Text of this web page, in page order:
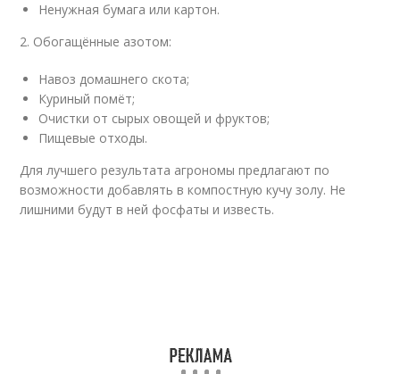
Ненужная бумага или картон.
2. Обогащённые азотом:
Навоз домашнего скота;
Куриный помёт;
Очистки от сырых овощей и фруктов;
Пищевые отходы.
Для лучшего результата агрономы предлагают по
возможности добавлять в компостную кучу золу. Не
лишними будут в ней фосфаты и известь.